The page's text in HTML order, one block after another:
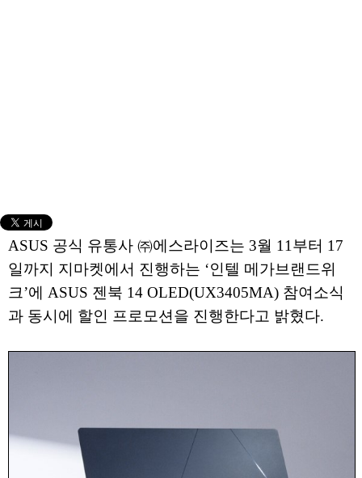
ASUS 공식 유통사 ㈜에스라이즈는 3월 11부터 17
일까지 지마켓에서 진행하는 ‘인텔 메가브랜드위
크’에 ASUS 젠북 14 OLED(UX3405MA) 참여소식
과 동시에 할인 프로모션을 진행한다고 밝혔다.